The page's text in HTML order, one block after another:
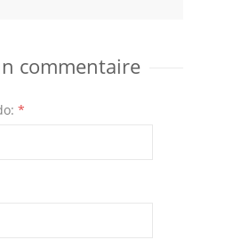
commentaire
*